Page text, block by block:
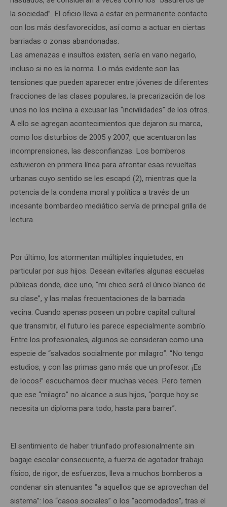
la sociedad”. El oficio lleva a estar en permanente contacto
con los más desfavorecidos, así como a actuar en ciertas
barriadas o zonas abandonadas.
Las amenazas e insultos existen, sería en vano negarlo,
incluso si no es la norma. Lo más evidente son las
tensiones que pueden aparecer entre jóvenes de diferentes
fracciones de las clases populares, la precarización de los
unos no los inclina a excusar las “incivilidades” de los otros.
A ello se agregan acontecimientos que dejaron su marca,
como los disturbios de 2005 y 2007, que acentuaron las
incomprensiones, las desconfianzas. Los bomberos
estuvieron en primera línea para afrontar esas revueltas
urbanas cuyo sentido se les escapó (2), mientras que la
potencia de la condena moral y política a través de un
incesante bombardeo mediático servía de principal grilla de
lectura.
Por último, los atormentan múltiples inquietudes, en
particular por sus hijos. Desean evitarles algunas escuelas
públicas donde, dice uno, “mi chico será el único blanco de
su clase”, y las malas frecuentaciones de la barriada
vecina. Cuando apenas poseen un pobre capital cultural
que transmitir, el futuro les parece especialmente sombrío.
Entre los profesionales, algunos se consideran como una
especie de “salvados socialmente por milagro”. “No tengo
estudios, y con las primas gano más que un profesor. ¡Es
de locos!” escuchamos decir muchas veces. Pero temen
que ese “milagro” no alcance a sus hijos, “porque hoy se
necesita un diploma para todo, hasta para barrer”.
El sentimiento de haber triunfado profesionalmente sin
bagaje escolar consecuente, a fuerza de agotador trabajo
físico, de rigor, de esfuerzos, lleva a muchos bomberos a
condenar sin atenuantes “a aquellos que se aprovechan del
sistema”: los “casos sociales” o los “acomodados”, tras el